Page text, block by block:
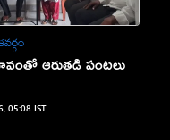
ఆరుతడి పంటలు
05:08 IST